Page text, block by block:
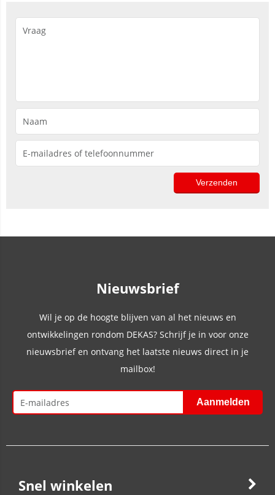
Nieuwsbrief
Wil je op de hoogte blijven van al het nieuws en
ontwikkelingen rondom DEKAS? Schrijf je in voor onze
nieuwsbrief en ontvang het laatste nieuws direct in je
mailbox!
Snel winkelen